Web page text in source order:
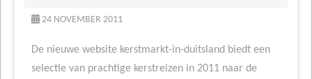
24 NOVEMBER 2011
De nieuwe website kerstmarkt-in-duitsland biedt een
selectie van prachtige kerstreizen in 2011 naar de